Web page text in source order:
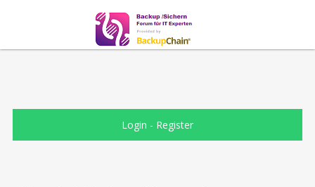
Login - Register